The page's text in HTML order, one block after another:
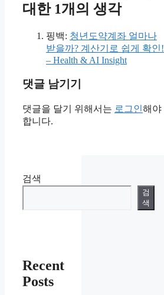
대한 1개의 생각
핑백: 청년도약계좌 얼마나
받을까? 계산기로 쉽게 확인!
– Health & AI Insight
댓글 남기기
댓글을 달기 위해서는 로그인해야
합니다.
검색
검
색
Recent
Posts